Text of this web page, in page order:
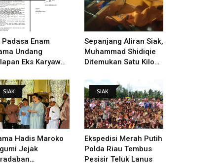
Padasa Enam
Undang
Eks Karyawan
Lanjut Putusan
Sepanjang Aliran Siak,
Muhammad Shidiqie
Ditemukan Satu Kilo
Tenggelam
SIAK
Hadis Maroko
Jejak
SIAK
Ekspedisi Merah Putih
Polda Riau Tembus
Pesisir Teluk Lanus